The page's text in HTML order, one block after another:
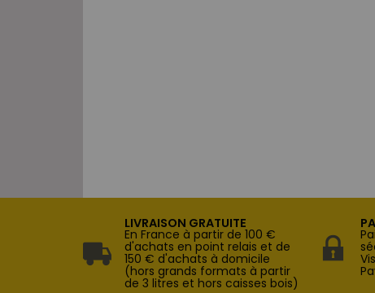
LIVRAISON GRATUITE
En France à partir de 100 €
d'achats en point relais et de
150 € d'achats à domicile
(hors grands formats à partir
de 3 litres et hors caisses bois)